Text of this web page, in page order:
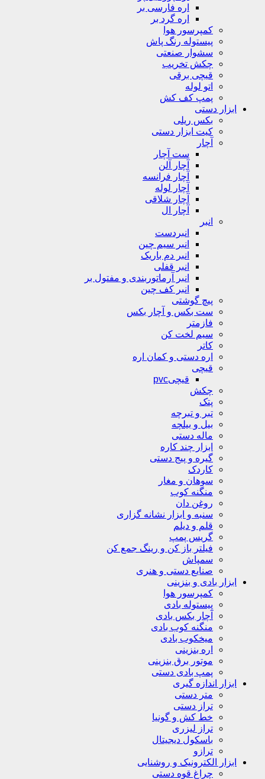
اره فارسی بر
اره گرد بر
کمپرسور هوا
پیستوله رنگ پاش
سشوار صنعتی
چکش تخریب
قیچی برقی
اتو لوله
پمپ کف کش
ابزار دستی
بکس ریلی
کیت ابزار دستی
آچار
ست آچار
آچار آلن
آچار فرانسه
آچار لوله
آچار شلاقی
آچار ال
انبر
انبردست
انبر سیم چین
انبر دم باریک
انبر قفلی
انبر آرماتوربندی و مفتول بر
انبر کف چین
پیچ گوشتی
ست بکس و آچار بکس
فازمتر
سیم لخت کن
کاتر
اره دستی و کمان اره
قیچی
قیچیpvc
چکش
پتک
تبر و تبرچه
بیل و بیلچه
ماله دستی
ابزار چند کاره
گیره و پیج دستی
کاردک
سوهان و مغار
منگنه کوب
روغن دان
سنبه و ابزار نشانه گزاری
قلم و دیلم
گریس پمپ
فیلتر باز کن و رینگ جمع کن
سمپاش
صنایع دستی و هنری
ابزار بادی و بنزینی
کمپرسور هوا
پیستوله بادی
آچار بکس بادی
منگنه کوب بادی
میخکوب بادی
اره بنزینی
موتور برق بنزینی
پمپ بادی دستی
ابزار اندازه گیری
متر دستی
تراز دستی
خط کش و گونیا
تراز لیزری
باسکول دیجیتال
ترازو
ابزار الکترونیک و روشنایی
چراغ قوه دستی